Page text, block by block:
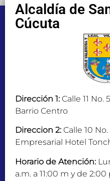
Alcaldía de
Cúcuta
Dirección 1: Calle 11
Barrio Centro
Direccion 2: Calle 10
Empresarial Hotel
Horario de Atención:
a.m. a 11:00 m y de 2:00